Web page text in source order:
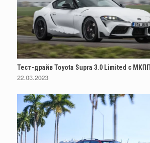
Тест-драйв Toyota Supra 3.0 Limited с МКПП
22.03.2023